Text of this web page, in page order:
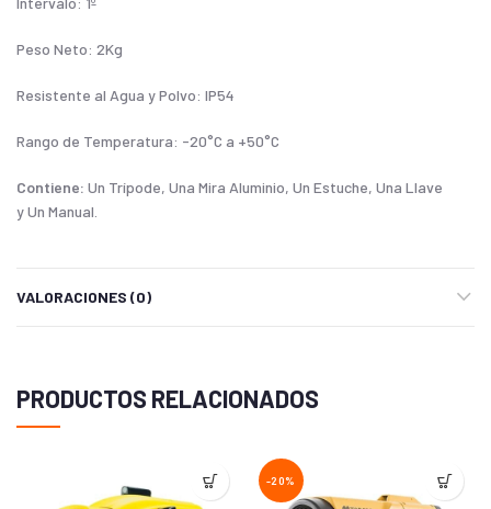
Peso Neto: 2Kg
Resistente al Agua y Polvo: IP54
Rango de Temperatura: -20°C a +50°C
Contiene: Un Trípode, Una Mira Aluminio, Un Estuche, Una Llave
y Un Manual.
VALORACIONES (0)
PRODUCTOS RELACIONADOS
-20%